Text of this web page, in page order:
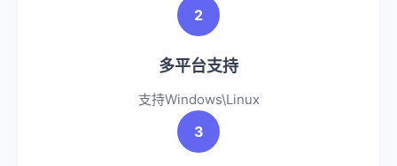
2
多平台支持
支持Windows\Linux
3